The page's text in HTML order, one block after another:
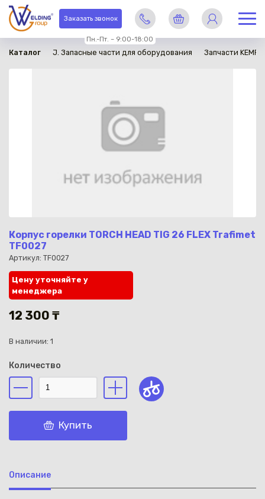
Заказать звонок
Пн.-Пт. – 9:00-18:00
Каталог J. Запасные части для оборудования Запчасти KEMPPI
Корпус горелки TORCH HEAD TIG 26 FLEX Trafimet
TF0027
Артикул: TF0027
в наличии
Цену уточняйте у
менеджера
12 300 ₸
В наличии: 1
Количество
Купить
Описание